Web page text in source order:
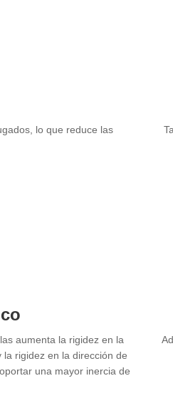
lo que reduce las
aumenta la rigidez en la
rigidez en la dirección de
una mayor inercia de